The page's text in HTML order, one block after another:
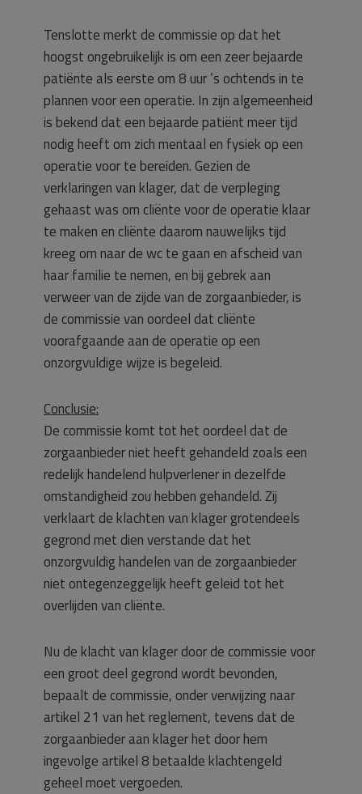
Tenslotte merkt de commissie op dat het
hoogst ongebruikelijk is om een zeer bejaarde
patiënte als eerste om 8 uur ’s ochtends in te
plannen voor een operatie. In zijn algemeenheid
is bekend dat een bejaarde patiënt meer tijd
nodig heeft om zich mentaal en fysiek op een
operatie voor te bereiden. Gezien de
verklaringen van klager, dat de verpleging
gehaast was om cliënte voor de operatie klaar
te maken en cliënte daarom nauwelijks tijd
kreeg om naar de wc te gaan en afscheid van
haar familie te nemen, en bij gebrek aan
verweer van de zijde van de zorgaanbieder, is
de commissie van oordeel dat cliënte
voorafgaande aan de operatie op een
onzorgvuldige wijze is begeleid.
Conclusie:
De commissie komt tot het oordeel dat de
zorgaanbieder niet heeft gehandeld zoals een
redelijk handelend hulpverlener in dezelfde
omstandigheid zou hebben gehandeld. Zij
verklaart de klachten van klager grotendeels
gegrond met dien verstande dat het
onzorgvuldig handelen van de zorgaanbieder
niet ontegenzeggelijk heeft geleid tot het
overlijden van cliënte.
Nu de klacht van klager door de commissie voor
een groot deel gegrond wordt bevonden,
bepaalt de commissie, onder verwijzing naar
artikel 21 van het reglement, tevens dat de
zorgaanbieder aan klager het door hem
ingevolge artikel 8 betaalde klachtengeld
geheel moet vergoeden.